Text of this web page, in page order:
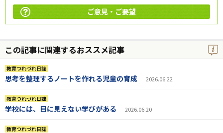
ご意見・ご要望
この記事に関連するおススメ記事
教育つれづれ日誌
思考を整理するノートを作れる児童の育成 2026.06.22
教育つれづれ日誌
学校には、目に見えない学びがある 2026.06.20
教育つれづれ日誌